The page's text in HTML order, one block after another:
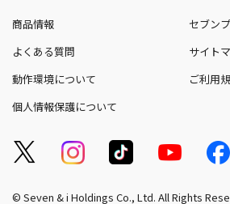
商品情報
セブン
よくある質問
サイト
動作環境について
ご利用
個人情報保護について
© Seven & i Holdings Co., Ltd. All Rights